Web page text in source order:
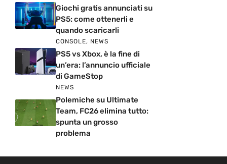
Giochi gratis annunciati su
PS5: come ottenerli e
quando scaricarli
CONSOLE, NEWS
PS5 vs Xbox, è la fine di
un’era: l’annuncio ufficiale
di GameStop
NEWS
Polemiche su Ultimate
Team, FC26 elimina tutto:
spunta un grosso
problema